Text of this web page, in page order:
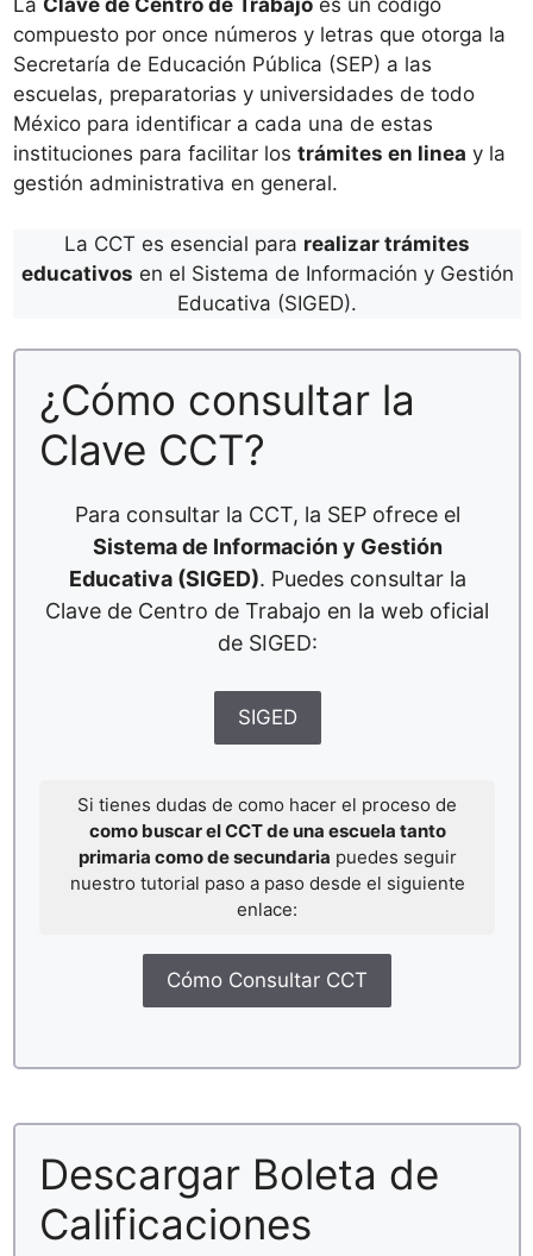
La Clave de Centro de Trabajo es un código
compuesto por once números y letras que otorga la
Secretaría de Educación Pública (SEP) a las
escuelas, preparatorias y universidades de todo
México para identificar a cada una de estas
instituciones para facilitar los trámites en linea y la
gestión administrativa en general.
La CCT es esencial para realizar trámites
educativos en el Sistema de Información y Gestión
Educativa (SIGED).
¿Cómo consultar la
Clave CCT?
Para consultar la CCT, la SEP ofrece el
Sistema de Información y Gestión
Educativa (SIGED). Puedes consultar la
Clave de Centro de Trabajo en la web oficial
de SIGED:
SIGED
Si tienes dudas de como hacer el proceso de
como buscar el CCT de una escuela tanto
primaria como de secundaria puedes seguir
nuestro tutorial paso a paso desde el siguiente
enlace:
Cómo Consultar CCT
Descargar Boleta de
Calificaciones